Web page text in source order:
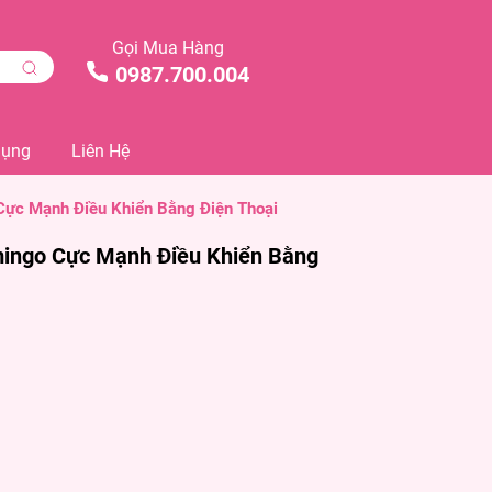
Gọi Mua Hàng
0987.700.004
Liên Hệ
Mạnh Điều Khiển Bằng Điện Thoại
Cực Mạnh Điều Khiển Bằng